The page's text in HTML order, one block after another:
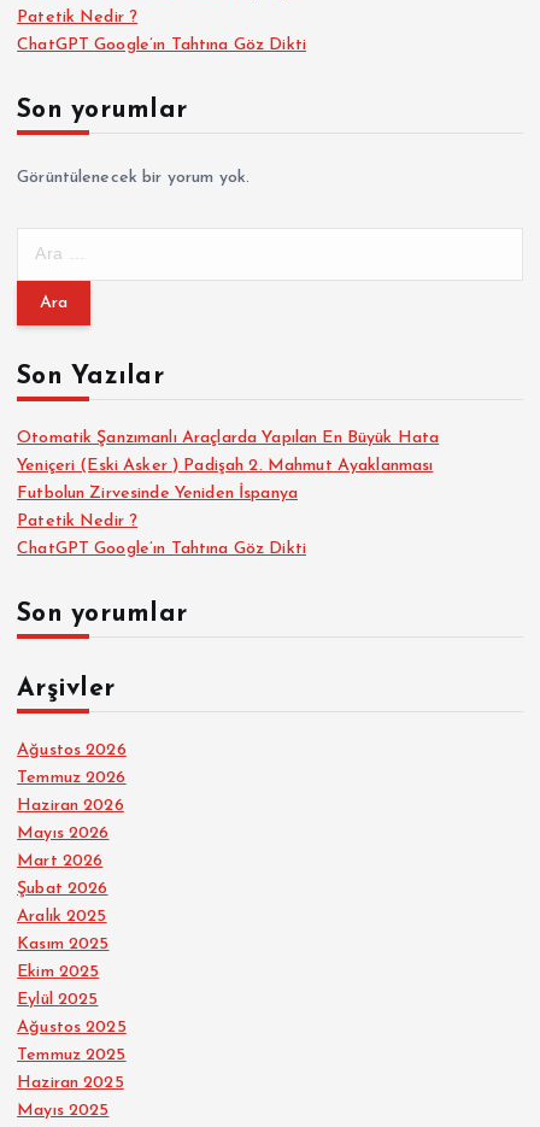
Patetik Nedir ?
ChatGPT Google’ın Tahtına Göz Dikti
Son yorumlar
Görüntülenecek bir yorum yok.
m
:Son Yazılar
Otomatik Şanzımanlı Araçlarda Yapılan En Büyük Hata
Yeniçeri (Eski Asker ) Padişah 2. Mahmut Ayaklanması
Futbolun Zirvesinde Yeniden İspanya
Patetik Nedir ?
ChatGPT Google’ın Tahtına Göz Dikti
Son yorumlar
Arşivler
Ağustos 2026
Temmuz 2026
Haziran 2026
Mayıs 2026
Mart 2026
Şubat 2026
Aralık 2025
Kasım 2025
Ekim 2025
Eylül 2025
Ağustos 2025
Temmuz 2025
Haziran 2025
Mayıs 2025